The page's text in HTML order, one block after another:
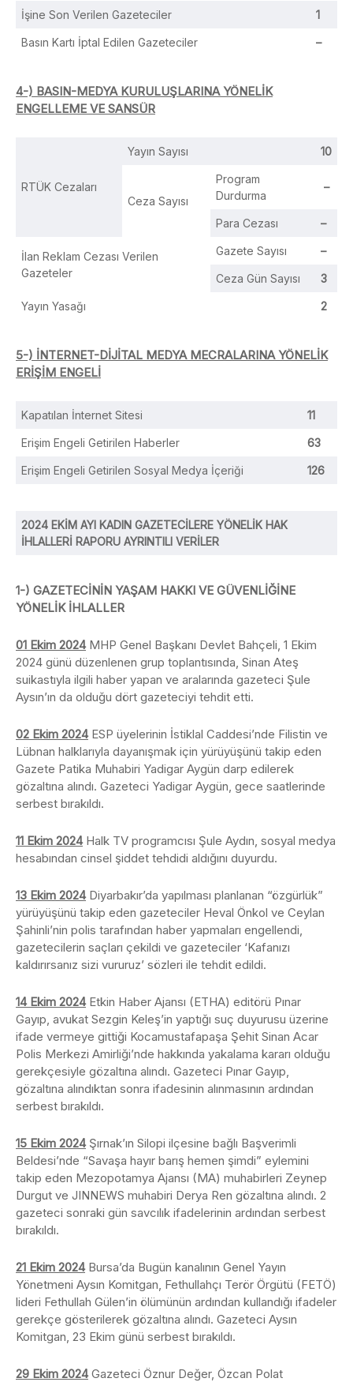
İşine Son Verilen Gazeteciler 1
Basın Kartı İptal Edilen Gazeteciler –
4-) BASIN-MEDYA KURULUŞLARINA YÖNELİK
ENGELLEME VE SANSÜR
RTÜK Cezaları
Yayın Sayısı 10
Ceza Sayısı
Program
Durdurma
–
Para Cezası –
İlan Reklam Cezası Verilen
Gazeteler
Gazete Sayısı –
Ceza Gün Sayısı 3
Yayın Yasağı 2
5-) İNTERNET-DİJİTAL MEDYA MECRALARINA YÖNELİK
ERİŞİM ENGELİ
Kapatılan İnternet Sitesi 11
Erişim Engeli Getirilen Haberler 63
Erişim Engeli Getirilen Sosyal Medya İçeriği 126
2024 EKİM AYI KADIN GAZETECİLERE YÖNELİK HAK
İHLALLERİ RAPORU AYRINTILI VERİLER
1-) GAZETECİNİN YAŞAM HAKKI VE GÜVENLİĞİNE
YÖNELİK İHLALLER
01 Ekim 2024 MHP Genel Başkanı Devlet Bahçeli, 1 Ekim
2024 günü düzenlenen grup toplantısında, Sinan Ateş
suikastıyla ilgili haber yapan ve aralarında gazeteci Şule
Aysın’ın da olduğu dört gazeteciyi tehdit etti.
02 Ekim 2024 ESP üyelerinin İstiklal Caddesi’nde Filistin ve
Lübnan halklarıyla dayanışmak için yürüyüşünü takip eden
Gazete Patika Muhabiri Yadigar Aygün darp edilerek
gözaltına alındı. Gazeteci Yadigar Aygün, gece saatlerinde
serbest bırakıldı.
11 Ekim 2024 Halk TV programcısı Şule Aydın, sosyal medya
hesabından cinsel şiddet tehdidi aldığını duyurdu.
13 Ekim 2024 Diyarbakır’da yapılması planlanan “özgürlük”
yürüyüşünü takip eden gazeteciler Heval Önkol ve Ceylan
Şahinli’nin polis tarafından haber yapmaları engellendi,
gazetecilerin saçları çekildi ve gazeteciler ‘Kafanızı
kaldırırsanız sizi vururuz’ sözleri ile tehdit edildi.
14 Ekim 2024 Etkin Haber Ajansı (ETHA) editörü Pınar
Gayıp, avukat Sezgin Keleş’in yaptığı suç duyurusu üzerine
ifade vermeye gittiği Kocamustafapaşa Şehit Sinan Acar
Polis Merkezi Amirliği’nde hakkında yakalama kararı olduğu
gerekçesiyle gözaltına alındı. Gazeteci Pınar Gayıp,
gözaltına alındıktan sonra ifadesinin alınmasının ardından
serbest bırakıldı.
15 Ekim 2024 Şırnak’ın Silopi ilçesine bağlı Başverimli
Beldesi’nde “Savaşa hayır barış hemen şimdi” eylemini
takip eden Mezopotamya Ajansı (MA) muhabirleri Zeynep
Durgut ve JINNEWS muhabiri Derya Ren gözaltına alındı. 2
gazeteci sonraki gün savcılık ifadelerinin ardından serbest
bırakıldı.
21 Ekim 2024 Bursa’da Bugün kanalının Genel Yayın
Yönetmeni Aysın Komitgan, Fethullahçı Terör Örgütü (FETÖ)
lideri Fethullah Gülen’in ölümünün ardından kullandığı ifadeler
gerekçe gösterilerek gözaltına alındı. Gazeteci Aysın
Komitgan, 23 Ekim günü serbest bırakıldı.
29 Ekim 2024 Gazeteci Öznur Değer, Özcan Polat